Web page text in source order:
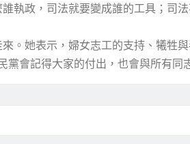
執政，司法就要變成誰的工具；司
。她表示，婦女志工的支持、犧牲
會記得大家的付出，也會與所有同